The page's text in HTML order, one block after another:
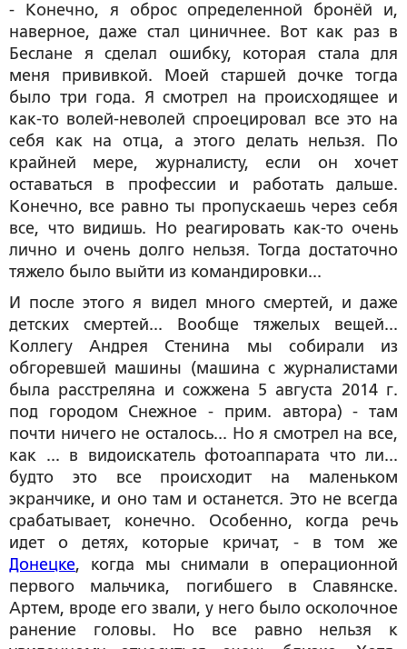
- Конечно, я оброс определенной бронёй и,
наверное, даже стал циничнее. Вот как раз в
Беслане я сделал ошибку, которая стала для
меня прививкой. Моей старшей дочке тогда
было три года. Я смотрел на происходящее и
как-то волей-неволей спроецировал все это на
себя как на отца, а этого делать нельзя. По
крайней мере, журналисту, если он хочет
оставаться в профессии и работать дальше.
Конечно, все равно ты пропускаешь через себя
все, что видишь. Но реагировать как-то очень
лично и очень долго нельзя. Тогда достаточно
тяжело было выйти из командировки...
И после этого я видел много смертей, и даже
детских смертей... Вообще тяжелых вещей...
Коллегу Андрея Стенина мы собирали из
обгоревшей машины (машина с журналистами
была расстреляна и сожжена 5 августа 2014 г.
под городом Снежное - прим. автора) - там
почти ничего не осталось... Но я смотрел на все,
как ... в видоискатель фотоаппарата что ли...
будто это все происходит на маленьком
экранчике, и оно там и останется. Это не всегда
срабатывает, конечно. Особенно, когда речь
идет о детях, которые кричат, - в том же
Донецке, когда мы снимали в операционной
первого мальчика, погибшего в Славянске.
Артем, вроде его звали, у него было осколочное
ранение головы. Но все равно нельзя к